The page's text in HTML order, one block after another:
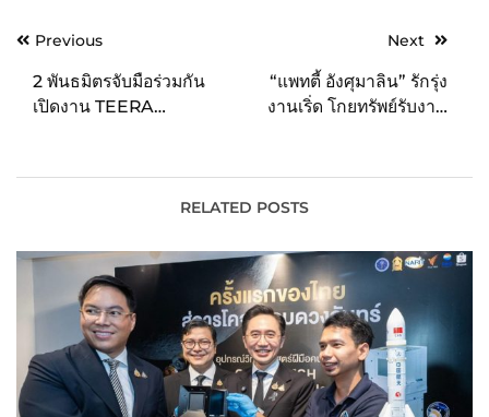
PostPrevious
2 พันธมิตรจับมือร่วมกัน
เปิดงาน TEERA
อุตสาหกรรมกัญชาระดับ
Next
“แพทตี้ อังศุมาลิน” รักรุ่ง
งานเริ่ด โกยทรัพย์รับงาน
RELATED POSTS